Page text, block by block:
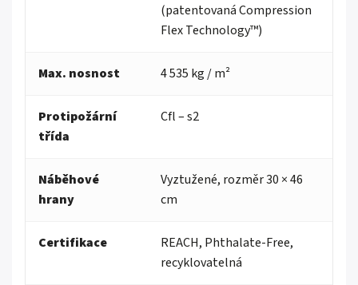
(patentovaná Compression
Flex Technology™)
Max. nosnost 4 535 kg / m²
Protipožární
třída
Cfl – s2
Náběhové
hrany
Vyztužené, rozměr 30 × 46
cm
Certifikace
REACH, Phthalate-Free,
recyklovatelná